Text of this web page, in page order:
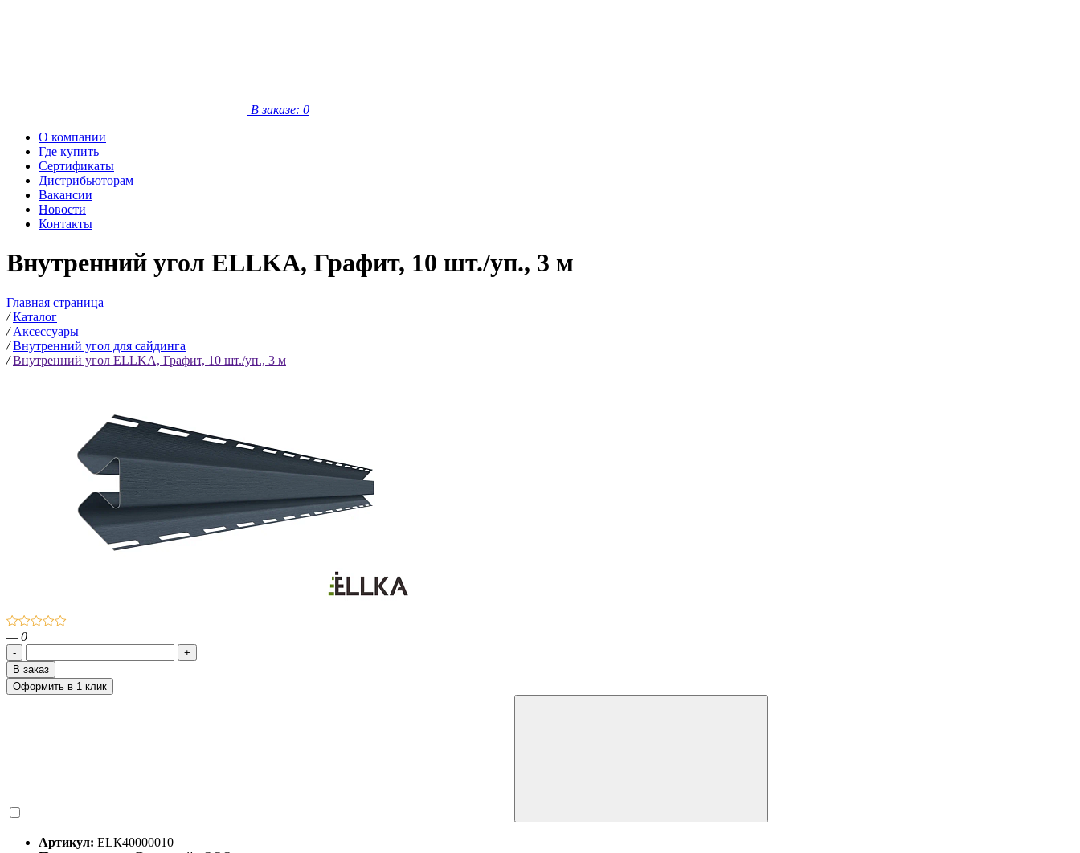
В заказе: 0
О компании
Где купить
Сертификаты
Дистрибьюторам
Вакансии
Новости
Контакты
Внутренний угол ELLKA, Графит, 10 шт./уп., 3 м
Главная страница
/Каталог
/Аксессуары
/Внутренний угол для сайдинга
/Внутренний угол ELLKA, Графит, 10 шт./уп., 3 м
— 0
-
+
В заказ
Оформить в 1 клик
Артикул: ЕLК40000010